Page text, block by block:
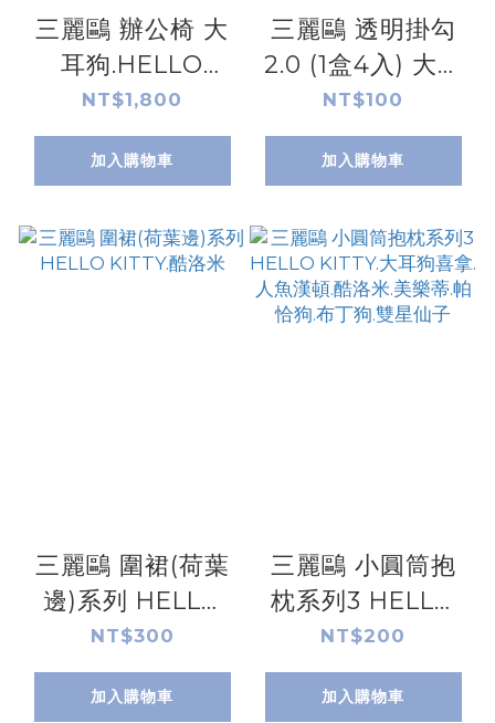
三麗鷗 辦公椅 大
耳狗.HELLO
KITTY.酷洛米.布
丁狗
NT$1,800
加入購物車
三麗鷗 透明掛勾
2.0 (1盒4入) 大耳
狗.人魚漢
頓.HELLO KITTY.
酷洛米.美樂蒂.帕
仙子
NT$100
加入購物車
三麗鷗 圍裙(荷葉
邊)系列 HELLO
KITTY.酷洛米
NT$300
加入購物車
三麗鷗 小圓筒抱
枕系列3 HELLO
KITTY.大耳狗喜
拿.人魚漢頓.酷洛
米.美樂蒂.帕恰狗.
NT$200
加入購物車